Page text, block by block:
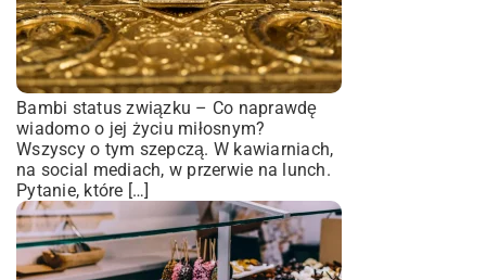
Bambi status związku – Co naprawdę
wiadomo o jej życiu miłosnym?
Wszyscy o tym szepczą. W kawiarniach,
na social mediach, w przerwie na lunch.
Pytanie, które […]